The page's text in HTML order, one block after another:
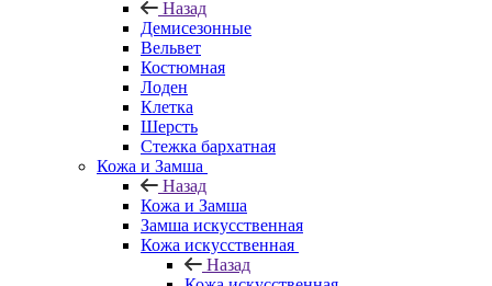
Назад
Демисезонные
Вельвет
Костюмная
Лоден
Клетка
Шерсть
Стежка бархатная
Кожа и Замша
Назад
Кожа и Замша
Замша искусственная
Кожа искусственная
Назад